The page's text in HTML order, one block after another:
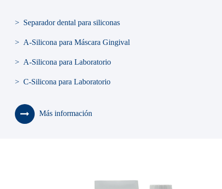
> Separador dental para siliconas
> A-Silicona para Máscara Gingival
> A-Silicona para Laboratorio
> C-Silicona para Laboratorio
Más información